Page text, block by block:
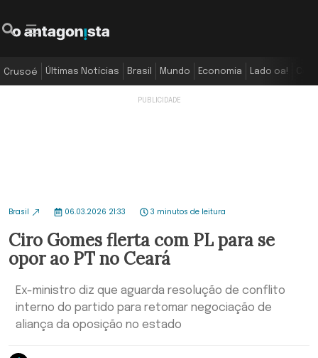
Crusoé Últimas Notícias Brasil Mundo Economia Lado oa!
Brasil 06.03.2026 21:33 3 minutos de leitura
Ciro Gomes flerta com PL para se
opor ao PT no Ceará
Ex-ministro diz que aguarda resolução de conflito
interno do partido para retomar negociação de
aliança da oposição no estado